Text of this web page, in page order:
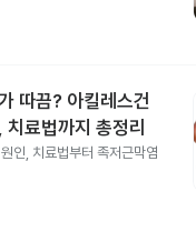
따끔? 아킬레스건
료법까지 총정리
인, 치료법부터 족저근막염